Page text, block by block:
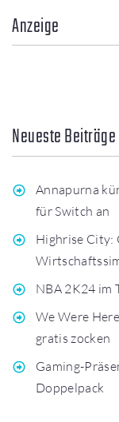
Anzeige
Neueste Beiträge
Annapurna
für Switch an
Highrise
NBA 2K24 im
We Were
gratis zocken
Gaming-
Doppelpack